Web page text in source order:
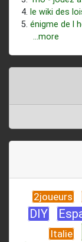
le wiki des
énigme de l
...more
2joueurs
DIY
Italie